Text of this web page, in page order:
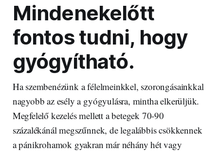
Mindenekelőtt
fontos tudni, hogy
gyógyítható.
Ha szembenézünk a félelmeinkkel, szorongásainkkal
nagyobb az esély a gyógyulásra, mintha elkerüljük.
Megfelelő kezelés mellett a betegek 70-90
százalékánál megszűnnek, de legalábbis csökkennek
a pánikrohamok gyakran már néhány hét vagy